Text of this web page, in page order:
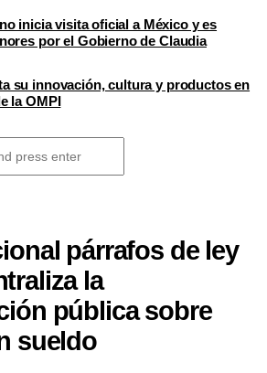
inicia visita oficial a México y es
por el Gobierno de Claudia
su innovación, cultura y productos en
la OMPI
párrafos de ley
la
pública sobre
sueldo